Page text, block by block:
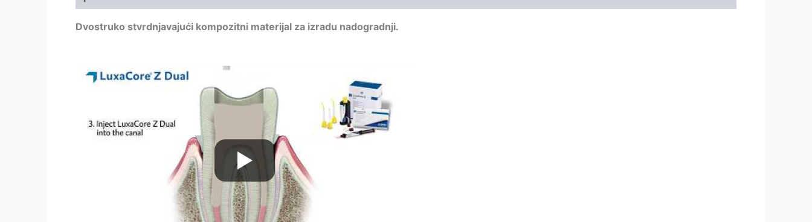
Dvostruko stvrdnjavajući kompozitni materijal za izradu nadogradnji.